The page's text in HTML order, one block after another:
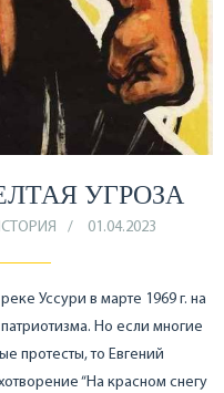
УГРОЗА
01.04.2023
Уссури в марте 1969 г. на
Но если многие
протесты, то Евгений
“На красном снегу